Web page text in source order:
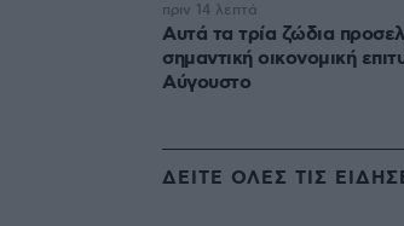
Αυτά τα τρία ζώδια
σημαντική οικονομική
Αύγουστο
πριν 14 λεπτά
ΔΕΙΤΕ ΟΛΕΣ ΤΙΣ